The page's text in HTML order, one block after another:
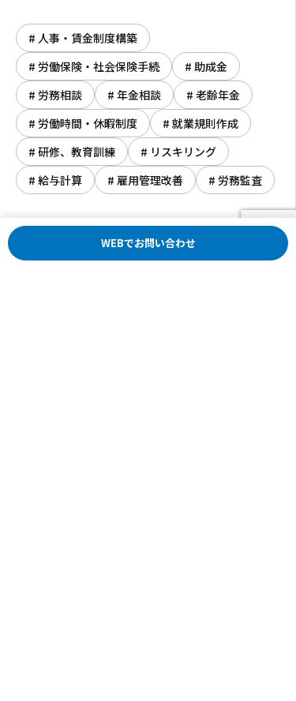
人事・賃金制度構築
労働保険・社会保険手続
助成金
労務相談
年金相談
老齢年金
労働時間・休暇制度
就業規則作成
研修、教育訓練
リスキリング
給与計算
雇用管理改善 労務監査
WEBでお問い合わせ